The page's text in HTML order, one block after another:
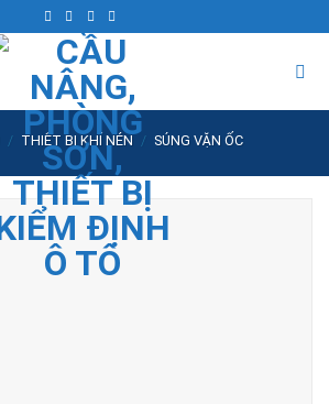
/ THIẾT BỊ KHÍ NÉN / SÚNG VẶN ỐC